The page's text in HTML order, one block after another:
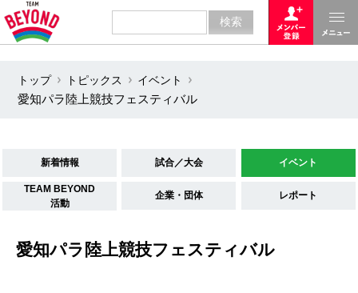
トップ トピックス
イベント
愛知パラ陸上競技フェスティバル
新着情報 試合／大会 イベント
TEAM BEYOND
活動
企業・団体 レポート
愛知パラ陸上競技フェスティバル